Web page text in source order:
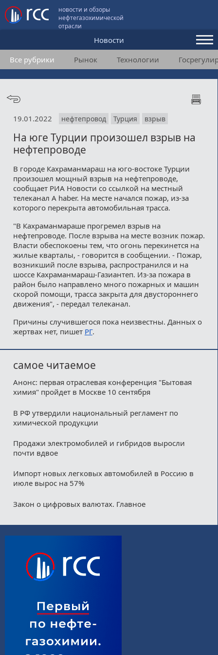
новости и обзоры
нефтегазохимической
отрасли
Новости
Аналитика и мнения
Конференции
Подписка
Медиакит
Контакты
Все рубрики Рынок Технологии
19.01.2022 нефтепровод Турция взрыв
На юге Турции произошел взрыв на
нефтепроводе
В городе Кахраманмараш на юго-востоке Турции
произошел мощный взрыв на нефтепроводе,
сообщает РИА Новости со ссылкой на местный
телеканал A haber. На месте начался пожар, из-за
которого перекрыта автомобильная трасса.
"В Кахраманмараше прогремел взрыв на
нефтепроводе. После взрыва на месте возник пожар.
Власти обеспокоены тем, что огонь перекинется на
жилые кварталы, - говорится в сообщении. - Пожар,
возникший после взрыва, распространился и на
шоссе Кахраманмараш-Газиантеп. Из-за пожара в
район было направлено много пожарных и машин
скорой помощи, трасса закрыта для двустороннего
движения", - передал телеканал.
Причины случившегося пока неизвестны. Данных о
жертвах нет, пишет РГ.
самое читаемое
Анонс: первая отраслевая конференция "Бытовая
химия" пройдет в Москве 10 сентября
В РФ утвердили национальный регламент по
химической продукции
Продажи электромобилей и гибридов выросли
почти вдвое
Импорт новых легковых автомобилей в Россию в
июле вырос на 57%
Закон о цифровых валютах. Главное